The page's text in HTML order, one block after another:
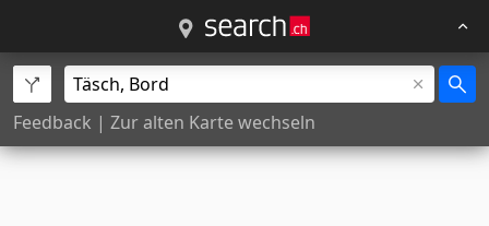
Feedback | Zur alten Karte wechseln